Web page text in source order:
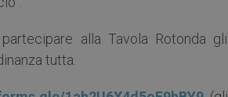
alla Tavola Rotonda gli
tutta.